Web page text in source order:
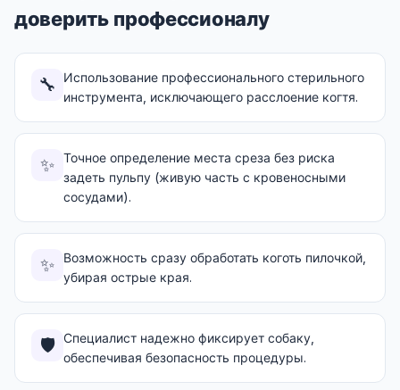
доверить профессионалу
🔧
Использование профессионального стерильного
инструмента, исключающего расслоение когтя.
✨ Точное определение места среза без риска
задеть пульпу (живую часть с кровеносными
сосудами).
✨
Возможность сразу обработать коготь пилочкой,
убирая острые края.
🛡️ Специалист надежно фиксирует собаку,
обеспечивая безопасность процедуры.